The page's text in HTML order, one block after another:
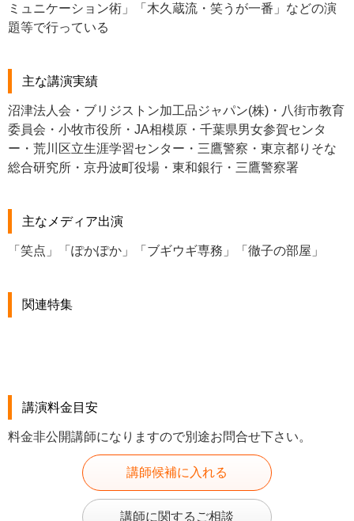
ミュニケーション術」「木久蔵流・笑うが一番」などの演
題等で行っている
主な講演実績
沼津法人会・ブリジストン加工品ジャパン(株)・八街市教育
委員会・小牧市役所・JA相模原・千葉県男女参賀センタ
ー・荒川区立生涯学習センター・三鷹警察・東京都りそな
総合研究所・京丹波町役場・東和銀行・三鷹警察署
主なメディア出演
「笑点」「ぽかぽか」「ブギウギ専務」「徹子の部屋」
関連特集
講演料金目安
料金非公開講師になりますので別途お問合せ下さい。
講師候補に入れる
講師に関するご相談